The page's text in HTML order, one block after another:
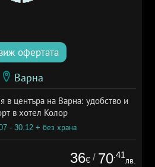
офертата
Варна
в центъра на Варна: удобство и
в хотел Колор
- 30.12 + без храна
36€ / 70.41
лв.